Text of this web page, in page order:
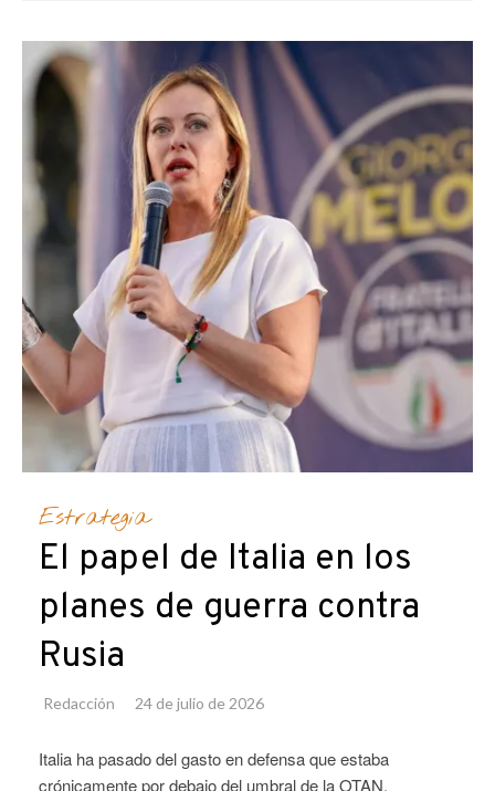
Estrategia
El papel de Italia en los
planes de guerra contra
Rusia
Redacción 24 de julio de 2026
Italia ha pasado del gasto en defensa que estaba
crónicamente por debajo del umbral de la OTAN,